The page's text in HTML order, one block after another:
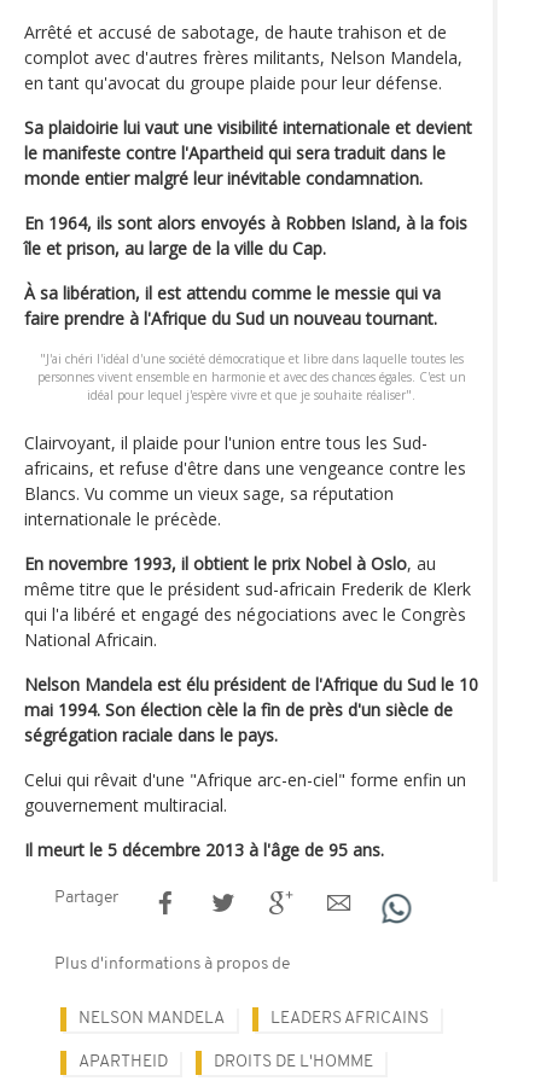
Arrêté et accusé de sabotage, de haute trahison et de
complot avec d'autres frères militants, Nelson Mandela,
en tant qu'avocat du groupe plaide pour leur défense.
Sa plaidoirie lui vaut une visibilité internationale et devient
le manifeste contre l'Apartheid qui sera traduit dans le
monde entier malgré leur inévitable condamnation.
En 1964, ils sont alors envoyés à Robben Island, à la fois
île et prison, au large de la ville du Cap.
À sa libération, il est attendu comme le messie qui va
faire prendre à l'Afrique du Sud un nouveau tournant.
"J'ai chéri l'idéal d'une société démocratique et libre dans laquelle toutes les
personnes vivent ensemble en harmonie et avec des chances égales. C'est un
idéal pour lequel j'espère vivre et que je souhaite réaliser".
Clairvoyant, il plaide pour l'union entre tous les Sud-
africains, et refuse d'être dans une vengeance contre les
Blancs. Vu comme un vieux sage, sa réputation
internationale le précède.
En novembre 1993, il obtient le prix Nobel à Oslo, au
même titre que le président sud-africain Frederik de Klerk
qui l'a libéré et engagé des négociations avec le Congrès
National Africain.
Nelson Mandela est élu président de l'Afrique du Sud le 10
mai 1994. Son élection cèle la fin de près d'un siècle de
ségrégation raciale dans le pays.
Celui qui rêvait d'une "Afrique arc-en-ciel" forme enfin un
gouvernement multiracial.
Il meurt le 5 décembre 2013 à l'âge de 95 ans.
Partager
Plus d'informations à propos de
NELSON MANDELA LEADERS AFRICAINS
APARTHEID DROITS DE L'HOMME